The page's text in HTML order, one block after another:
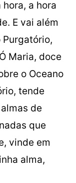
a hora
E vai além
Purgatório,
Maria, doce
o Oceano
tende
de
que
vinde em
alma,